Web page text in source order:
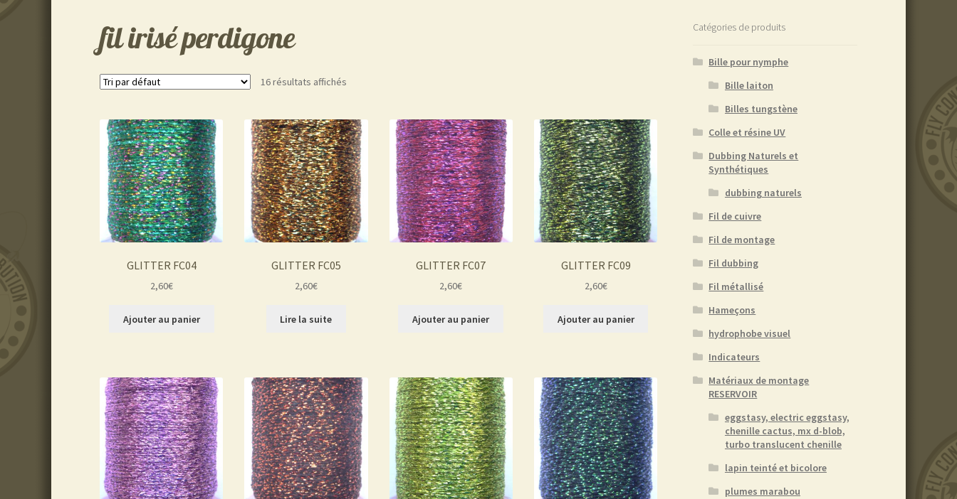
fil irisé perdigone
16 résultats affichés
GLITTER FC04
2,60€
Ajouter au panier
GLITTER FC05
2,60€
Lire la suite
GLITTER FC07
2,60€
Ajouter au panier
GLITTER FC09
2,60€
Ajouter au panier
Catégories de produits
Bille pour nymphe
Bille laiton
Billes tungstène
Colle et résine UV
Dubbing Naturels et
Synthétiques
dubbing naturels
Fil de cuivre
Fil de montage
Fil dubbing
Fil métallisé
Hameçons
hydrophobe visuel
Indicateurs
Matériaux de montage
RESERVOIR
eggstasy, electric eggstasy,
chenille cactus, mx d-blob,
turbo translucent chenille
lapin teinté et bicolore
plumes marabou